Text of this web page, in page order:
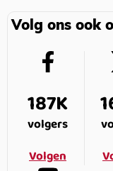
Volg ons ook
187K
volgers
Volgen